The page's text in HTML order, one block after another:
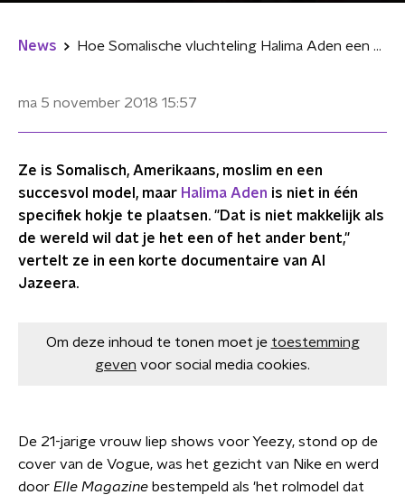
News Hoe Somalische vluchteling Halima Aden een succesvol model werd
ma 5 november 2018 15:57
Ze is Somalisch, Amerikaans, moslim en een
succesvol model, maar Halima Aden is niet in één
specifiek hokje te plaatsen. "Dat is niet makkelijk als
de wereld wil dat je het een of het ander bent,"
vertelt ze in een korte documentaire van Al
Jazeera.
Om deze inhoud te tonen moet je toestemming
geven voor social media cookies.
De 21-jarige vrouw liep shows voor Yeezy, stond op de
cover van de Vogue, was het gezicht van Nike en werd
door Elle Magazine bestempeld als 'het rolmodel dat